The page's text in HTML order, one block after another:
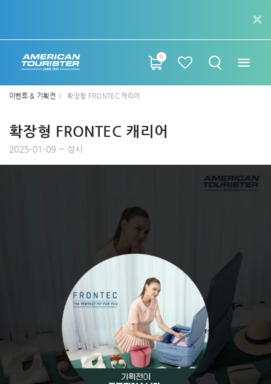
0
이벤트 & 기획전 확장형 FRONTEC 캐리어
확장형 FRONTEC 캐리어
2025-01-09 ~ 상시